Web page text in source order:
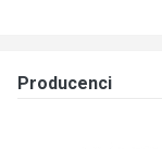
Producenci